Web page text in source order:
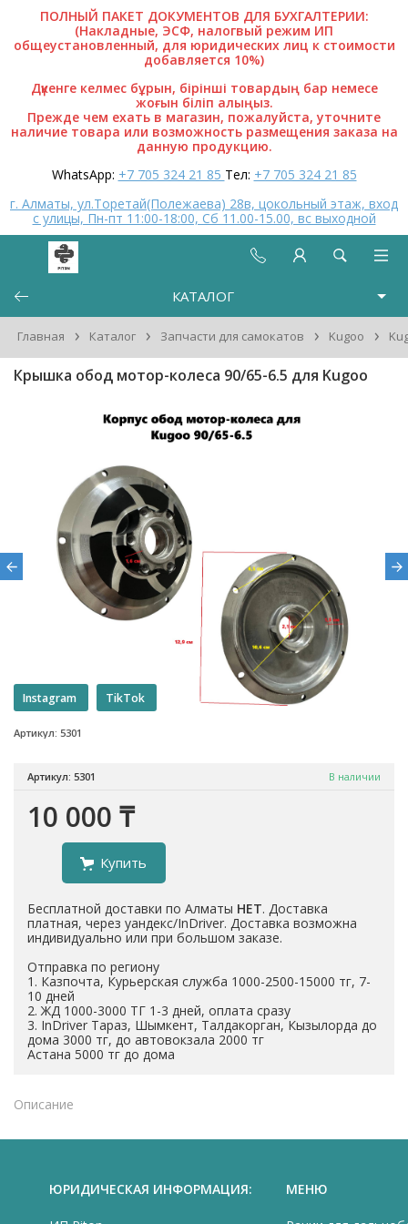
ПОЛНЫЙ ПАКЕТ ДОКУМЕНТОВ ДЛЯ БУХГАЛТЕРИИ:
(Накладные, ЭСФ, налогвый режим ИП
общеустановленный, для юридических лиц к стоимости
добавляется 10%)
Дүкенге келмес бұрын, бірінші товардың бар немесе
жоғын біліп алыңыз.
Прежде чем ехать в магазин, пожалуйста, уточните
наличие товара или возможность размещения заказа на
данную продукцию.
WhatsApp: +7 705 324 21 85 Тел: +7 705 324 21 85
г. Алматы, ул.Торетай(Полежаева) 28в, цокольный этаж, вход
с улицы, Пн-пт 11:00-18:00, Сб 11.00-15.00, вс выходной
КАТАЛОГ
Главная › Каталог › Запчасти для самокатов › Kugoo ›
Крышка обод мотор-колеса 90/65-6.5 для Kugoo
Артикул: 5301
Instagram TikTok
Артикул: 5301 В наличии
10 000 ₸
Купить
Бесплатной доставки по Алматы НЕТ. Доставка
платная, через уандекс/InDriver. Доставка возможна
индивидуально или при большом заказе.
Отправка по региону
1. Казпочта, Курьерская служба 1000-2500-15000 тг, 7-
10 дней
2. ЖД 1000-3000 ТГ 1-3 дней, оплата сразу
3. InDriver Тараз, Шымкент, Талдакорган, Кызылорда до
дома 3000 тг, до автовокзала 2000 тг
Астана 5000 тг до дома
Описание
ЮРИДИЧЕСКАЯ ИНФОРМАЦИЯ: МЕНЮ